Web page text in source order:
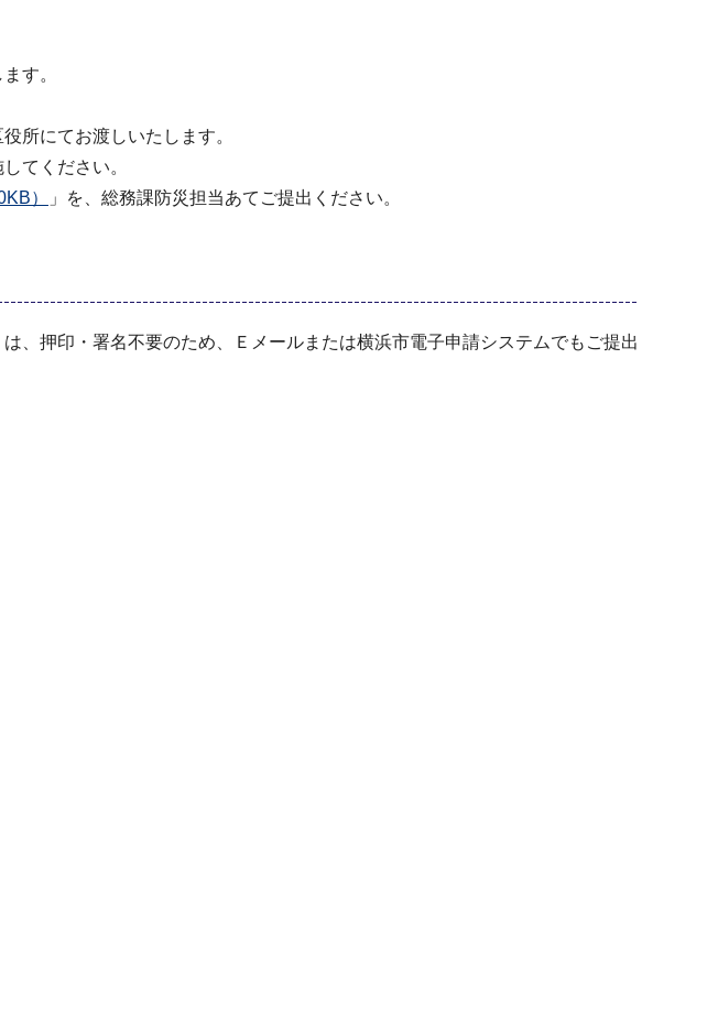
す。
所にてお渡しいたします。
てください。
） 」を、総務課防災担当あてご提出ください。
押印・署名不要のため、Ｅメールまたは横浜市電子申請システムでもご提出